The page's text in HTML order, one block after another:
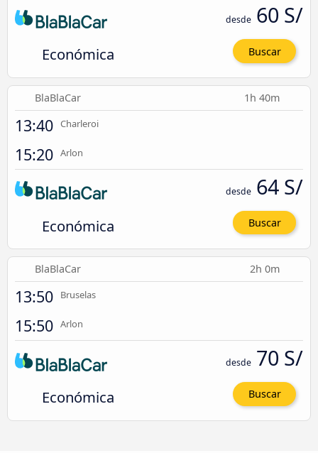
Económica
desde 60 S/
Buscar
BlaBlaCar 1h 40m
13:40 Charleroi
15:20 Arlon
Económica
desde 64 S/
Buscar
BlaBlaCar 2h 0m
13:50 Bruselas
15:50 Arlon
Económica
desde 70 S/
Buscar